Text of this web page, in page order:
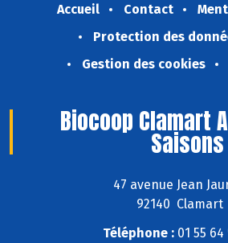
Accueil Contact
Protection des
Gestion des cookies
Biocoop Clamart
Saisons
47 avenue Jean
92140 Clamart
Téléphone :01 55 64